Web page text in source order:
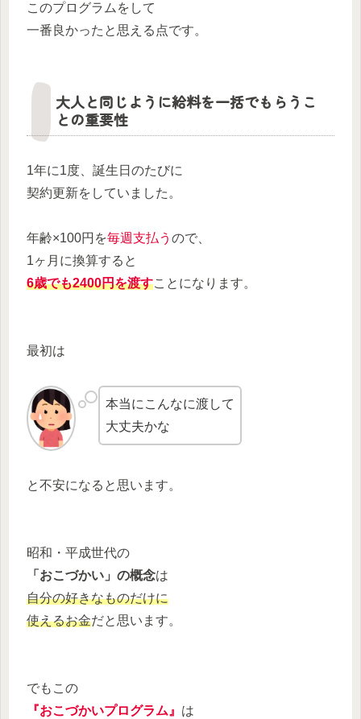
このプログラムをして
一番良かったと思える点です。
大人と同じように給料を一括でもらうこ
との重要性
1年に1度、誕生日のたびに
契約更新をしていました。
年齢×100円を毎週支払う ので、
1ヶ月に換算すると
6歳でも2400円を渡すことになります。
最初は
本当にこんなに渡して
大丈夫かな
と不安になると思います。
昭和・平成世代の
「おこづかい」の概念は
自分の好きなものだけに
使えるお金だと思います。
でもこの
『おこづかいプログラム』 は